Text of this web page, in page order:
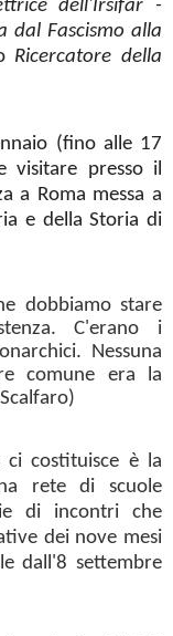
dell'Irsifar -
dal Fascismo alla
Ricercatore della
(fino alle 17
visitare presso il
a Roma messa a
e della Storia di
dobbiamo stare
C'erano i
Nessuna
comune era la
costituisce è la
rete di scuole
di incontri che
dei nove mesi
dall'8 settembre